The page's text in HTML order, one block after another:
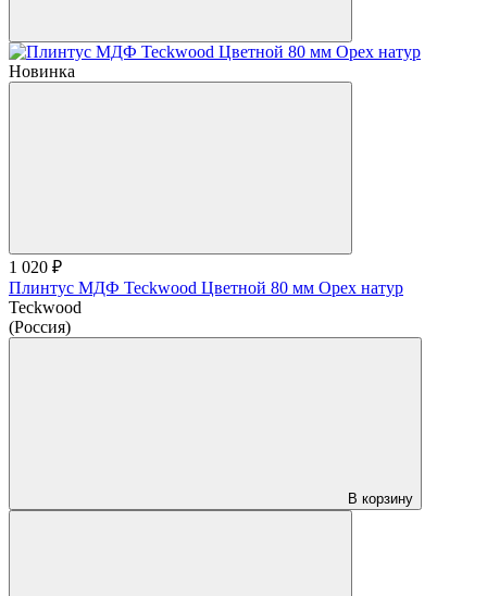
Новинка
1 020 ₽
Плинтус МДФ Teckwood Цветной 80 мм Орех натур
Teckwood
(Россия)
В корзину